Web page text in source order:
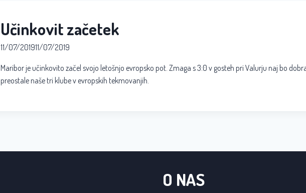
Učinkovit začetek
11/07/201911/07/2019
Maribor je učinkovito začel svojo letošnjo evropsko pot. Zmaga s 3:0 v gosteh pri Valurju naj bo
preostale naše tri klube v evropskih tekmovanjih.
O NAS